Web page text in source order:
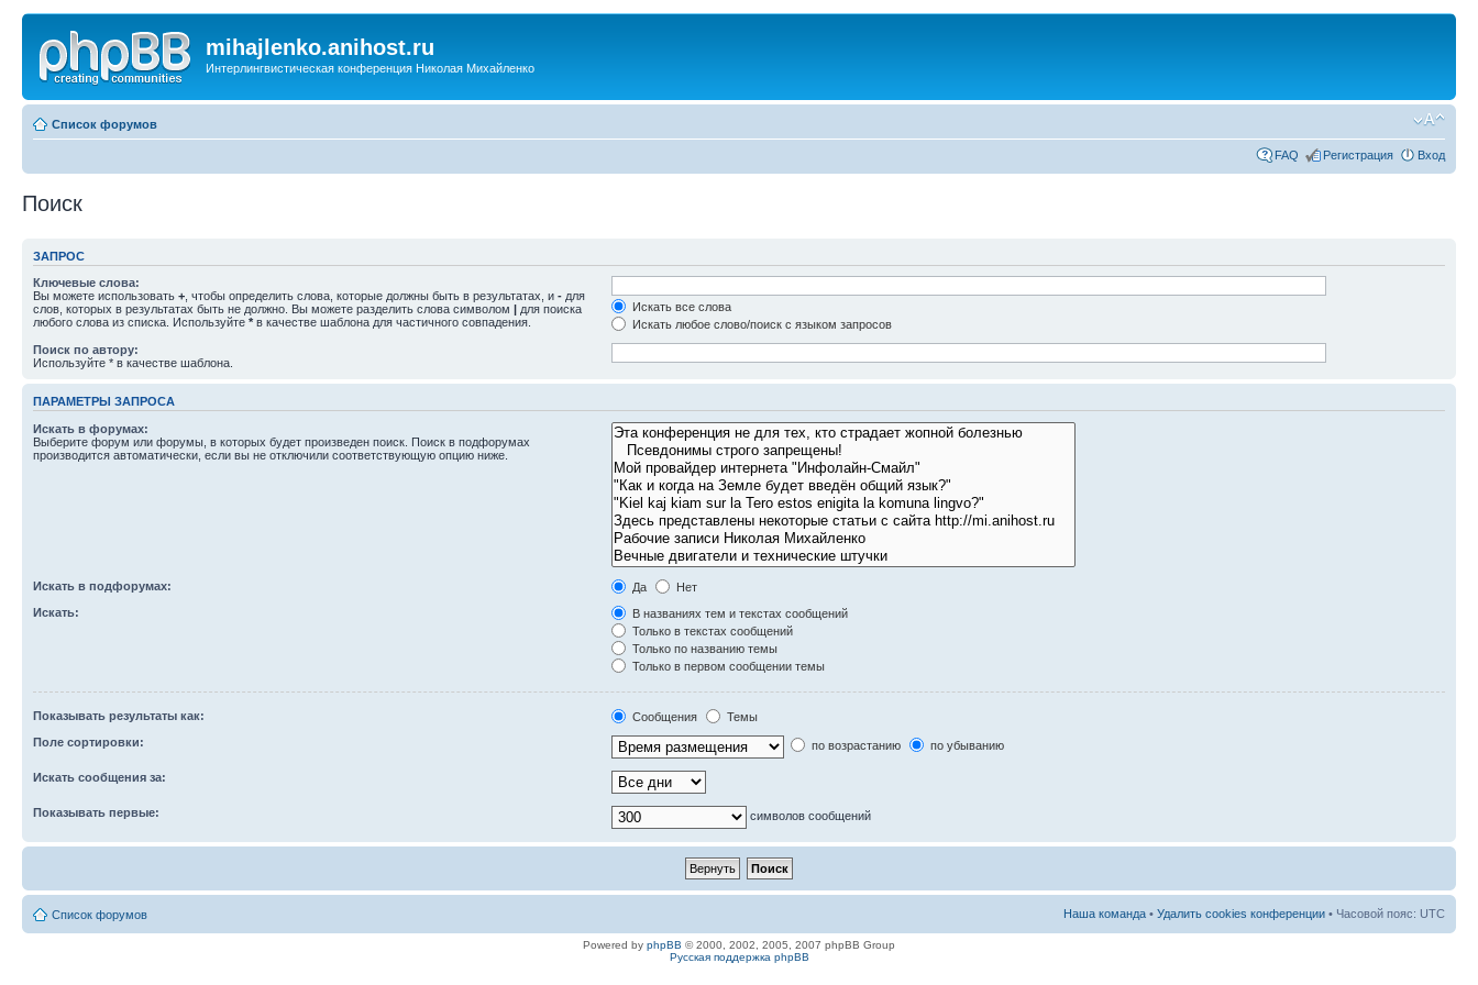
mihajlenko.anihost.ru
Интерлингвистическая конференция Николая Михайленко
Список форумов
FAQ Регистрация Вход
Поиск
ЗАПРОС
Ключевые слова:
Вы можете использовать + , чтобы определить слова, которые должны быть в результатах, и - для
слов, которых в результатах быть не должно. Вы можете разделить слова символом | для поиска
любого слова из списка. Используйте * в качестве шаблона для частичного совпадения.
Искать все слова
Искать любое слово/поиск с языком запросов
Поиск по автору:
Используйте * в качестве шаблона.
ПАРАМЕТРЫ ЗАПРОСА
Искать в форумах:
Выберите форум или форумы, в которых будет произведен поиск. Поиск в подфорумах
производится автоматически, если вы не отключили соответствующую опцию ниже.
Искать в подфорумах: Да
Нет
Искать:
В названиях тем и текстах сообщений
Только в текстах сообщений
Только по названию темы
Только в первом сообщении темы
Показывать результаты как: Сообщения
Темы
Поле сортировки:
по возрастанию по убыванию
Искать сообщения за:
Показывать первые: символов сообщений
Список форумов Наша команда • Удалить cookies конференции • Часовой пояс: UTC
Powered by phpBB © 2000, 2002, 2005, 2007 phpBB Group
Русская поддержка phpBB